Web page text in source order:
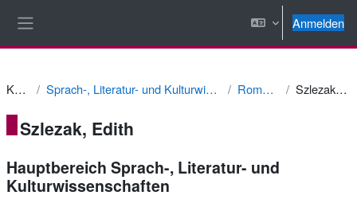
Anmelden
Kurse Sprach-, Literatur- und Kulturwissenschaften Romanistik Szlezak, Edith
Szlezak, Edith
Hauptbereich Sprach-, Literatur- und
Kulturwissenschaften